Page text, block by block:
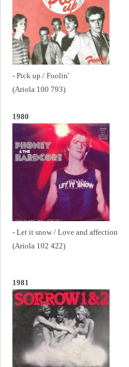
- Pick up / Foolin'
(Ariola 100 793)
1980
- Let it snow / Love and affection
(Ariola 102 422)
1981